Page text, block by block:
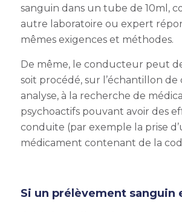
sanguin dans un tube de 10ml,
autre laboratoire ou expert
mêmes exigences et méthodes.
De même, le conducteur peut
soit procédé, sur l’échantillon de
analyse, à la recherche de
psychoactifs pouvant avoir des
conduite (par exemple la prise
médicament contenant de la
Si un prélèvement sanguin